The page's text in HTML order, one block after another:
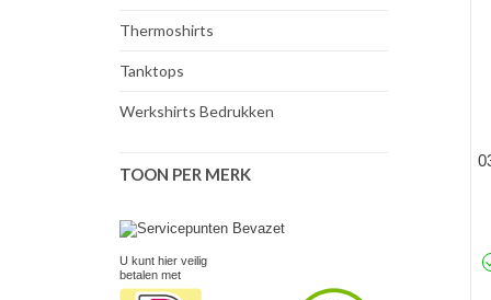
Thermoshirts
Tanktops
Werkshirts Bedrukken
TOON PER MERK
U kunt hier veilig
betalen met